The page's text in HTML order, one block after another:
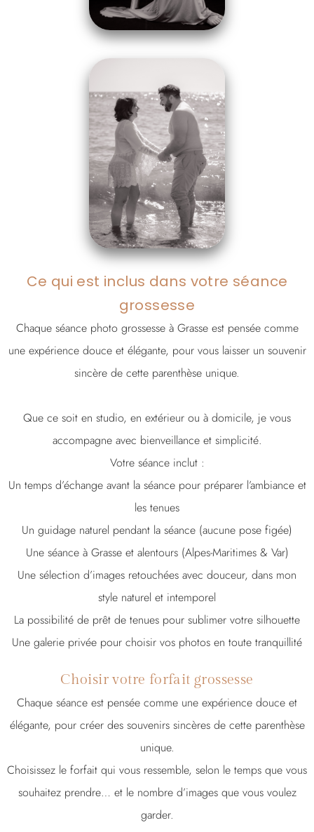
Ce qui est inclus dans votre séance
grossesse
Chaque séance photo grossesse à Grasse est pensée comme
une expérience douce et élégante, pour vous laisser un souvenir
sincère de cette parenthèse unique.
Que ce soit en studio, en extérieur ou à domicile, je vous
accompagne avec bienveillance et simplicité.
Votre séance inclut :
Un temps d’échange avant la séance pour préparer l’ambiance et
les tenues
Un guidage naturel pendant la séance (aucune pose figée)
Une séance à Grasse et alentours (Alpes-Maritimes & Var)
Une sélection d’images retouchées avec douceur, dans mon
style naturel et intemporel
La possibilité de prêt de tenues pour sublimer votre silhouette
Une galerie privée pour choisir vos photos en toute tranquillité
Choisir votre forfait grossesse
Chaque séance est pensée comme une expérience douce et
élégante, pour créer des souvenirs sincères de cette parenthèse
unique.
Choisissez le forfait qui vous ressemble, selon le temps que vous
souhaitez prendre… et le nombre d’images que vous voulez
garder.